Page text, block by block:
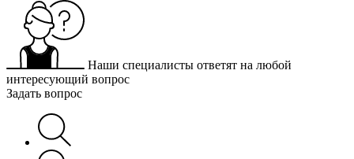
Наши специалисты ответят на любой
интересующий вопрос
Задать вопрос